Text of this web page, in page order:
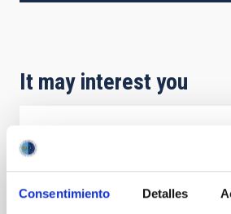
Consentimiento Detalles
It may interest you
El escáner 3D ATOS 5 es un
resolución que proporciona